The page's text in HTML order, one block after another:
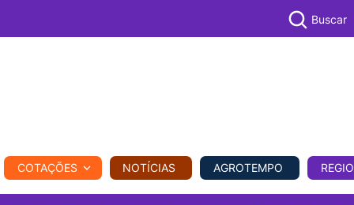
REGIONAL COMERCIAL AGROVIAGENS
Buscar
COTAÇÕES NOTÍCIAS AGROTEMPO